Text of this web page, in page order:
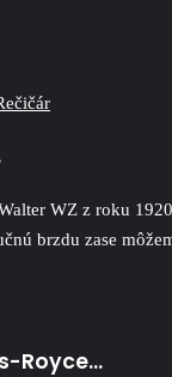
WZ z roku
brzdu zase
Royce…